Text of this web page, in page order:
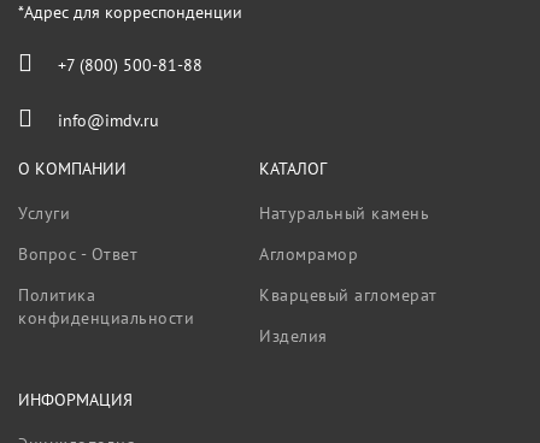
*Адрес для корреспонденции
+7 (800) 500-81-88
info@imdv.ru
О КОМПАНИИ
Услуги
Вопрос - Ответ
Политика
конфиденциальности
КАТАЛОГ
Натуральный камень
Агломрамор
Кварцевый агломерат
Изделия
ИНФОРМАЦИЯ